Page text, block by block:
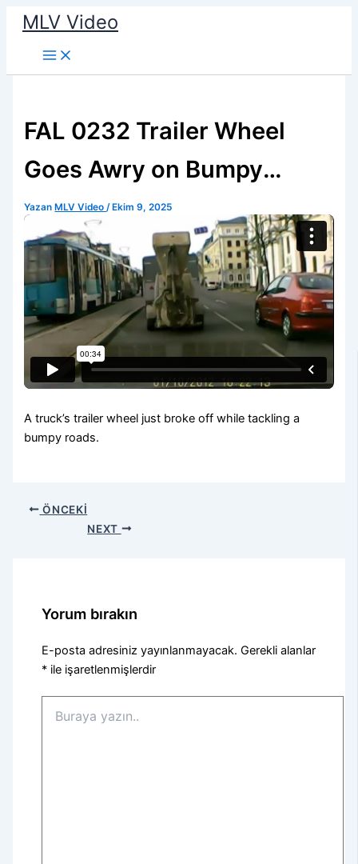
İçeriğe
atla
MLV Video
FAL 0232 Trailer Wheel
Goes Awry on Bumpy
Roads
Yazan MLV Video/ Ekim 9, 2025
A truck’s trailer wheel just broke off while tackling a
bumpy roads.
ÖNCEKI
NEXT
Yorum bırakın
E-posta adresiniz yayınlanmayacak. Gerekli alanlar
* ile işaretlenmişlerdir
yazın..